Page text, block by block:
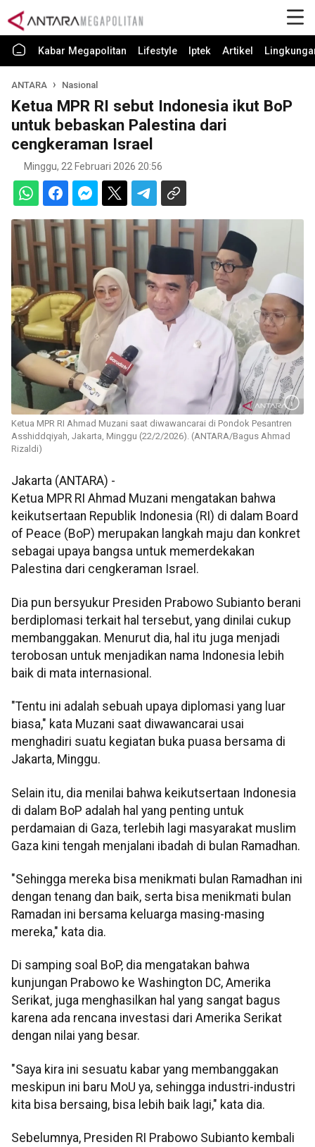
Kabar Megapolitan Lifestyle Iptek Artikel
ANTARA Nasional
Ketua MPR RI sebut Indonesia ikut BoP
untuk bebaskan Palestina dari
cengkeraman Israel
Minggu, 22 Februari 2026 20:56
Ketua MPR RI Ahmad Muzani saat diwawancarai di Pondok Pesantren
Asshiddqiyah, Jakarta, Minggu (22/2/2026). (ANTARA/Bagus Ahmad
Rizaldi)
Jakarta (ANTARA) -
Ketua MPR RI Ahmad Muzani mengatakan bahwa
keikutsertaan Republik Indonesia (RI) di dalam Board
of Peace (BoP) merupakan langkah maju dan konkret
sebagai upaya bangsa untuk memerdekakan
Palestina dari cengkeraman Israel.
Dia pun bersyukur Presiden Prabowo Subianto berani
berdiplomasi terkait hal tersebut, yang dinilai cukup
membanggakan. Menurut dia, hal itu juga menjadi
terobosan untuk menjadikan nama Indonesia lebih
baik di mata internasional.
"Tentu ini adalah sebuah upaya diplomasi yang luar
biasa," kata Muzani saat diwawancarai usai
menghadiri suatu kegiatan buka puasa bersama di
Jakarta, Minggu.
Selain itu, dia menilai bahwa keikutsertaan Indonesia
di dalam BoP adalah hal yang penting untuk
perdamaian di Gaza, terlebih lagi masyarakat muslim
Gaza kini tengah menjalani ibadah di bulan Ramadhan.
"Sehingga mereka bisa menikmati bulan Ramadhan ini
dengan tenang dan baik, serta bisa menikmati bulan
Ramadan ini bersama keluarga masing-masing
mereka," kata dia.
Di samping soal BoP, dia mengatakan bahwa
kunjungan Prabowo ke Washington DC, Amerika
Serikat, juga menghasilkan hal yang sangat bagus
karena ada rencana investasi dari Amerika Serikat
dengan nilai yang besar.
"Saya kira ini sesuatu kabar yang membanggakan
meskipun ini baru MoU ya, sehingga industri-industri
kita bisa bersaing, bisa lebih baik lagi," kata dia.
Sebelumnya, Presiden RI Prabowo Subianto kembali